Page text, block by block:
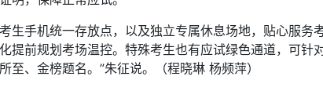
手机统一存放点，以及独立专属休息场地，贴心服务
提前规划考场温控。特殊考生也有应试绿色通道，可针
、金榜题名。”朱征说。（程晓琳 杨频萍）